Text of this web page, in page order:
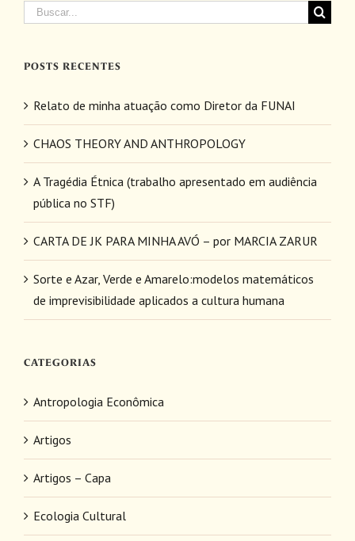
Buscar
POSTS RECENTES
Relato de minha atuação como Diretor da FUNAI
CHAOS THEORY AND ANTHROPOLOGY
A Tragédia Étnica (trabalho apresentado em audiência
pública no STF)
CARTA DE JK PARA MINHA AVÓ – por MARCIA ZARUR
Sorte e Azar, Verde e Amarelo:modelos matemáticos
de imprevisibilidade aplicados a cultura humana
CATEGORIAS
Antropologia Econômica
Artigos
Artigos – Capa
Ecologia Cultural